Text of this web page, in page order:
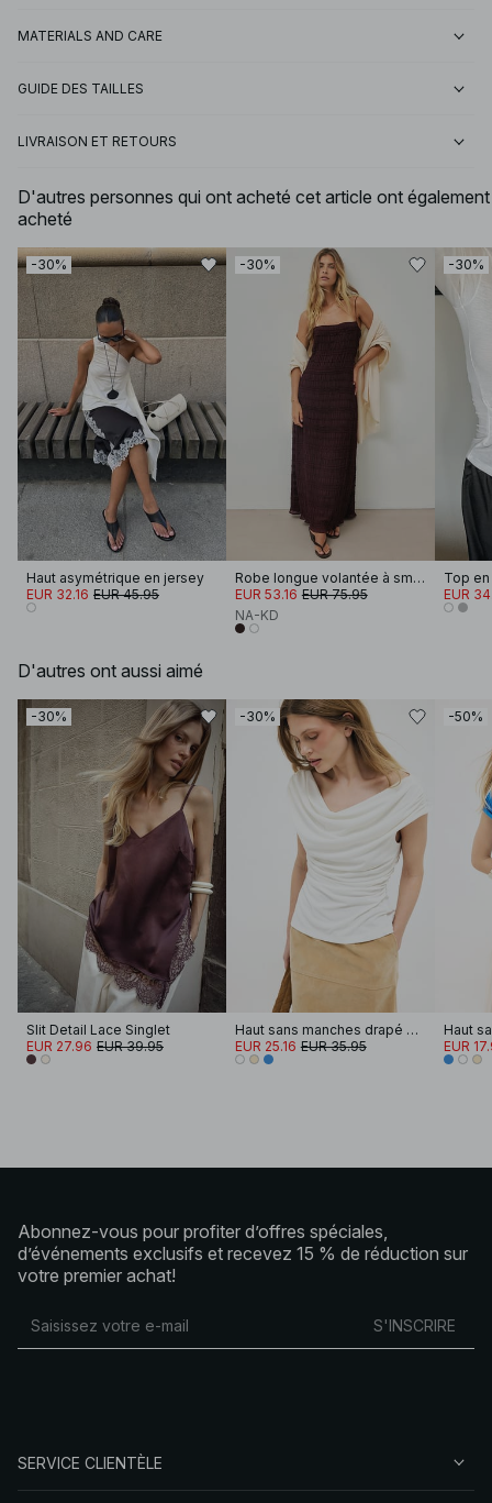
MATERIALS AND CARE
GUIDE DES TAILLES
LIVRAISON ET RETOURS
D'autres personnes qui ont acheté cet article ont également
acheté
-30%
Haut asymétrique en jersey
EUR 32.16 EUR 45.95
-30%
Robe longue volantée à smocks
EUR 53.16 EUR 75.95
NA-KD
-30%
Top
EUR
D'autres ont aussi aimé
-30%
Slit Detail Lace Singlet
EUR 27.96 EUR 39.95
-30%
Haut sans manches drapé sur le devant
EUR 25.16 EUR 35.95
-50%
EUR
Abonnez-vous pour profiter d’offres spéciales,
d’événements exclusifs et recevez 15 % de réduction sur
votre premier achat!
S'INSCRIRE
SERVICE CLIENTÈLE